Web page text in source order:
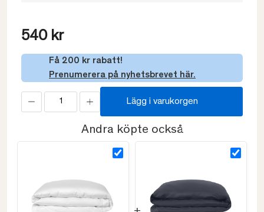
540 kr
Få 200 kr rabatt!
Prenumerera på nyhetsbrevet här.
Lägg i varukorgen
Andra köpte också